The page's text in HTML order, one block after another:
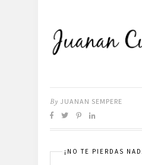
By JUANAN SEMPERE
¡NO TE PIERDAS